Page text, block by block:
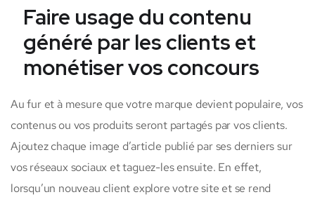
Faire usage du contenu
généré par les clients et
monétiser vos concours
Au fur et à mesure que votre marque devient populaire, vos
contenus ou vos produits seront partagés par vos clients.
Ajoutez chaque image d’article publié par ses derniers sur
vos réseaux sociaux et taguez-les ensuite. En effet,
lorsqu’un nouveau client explore votre site et se rend